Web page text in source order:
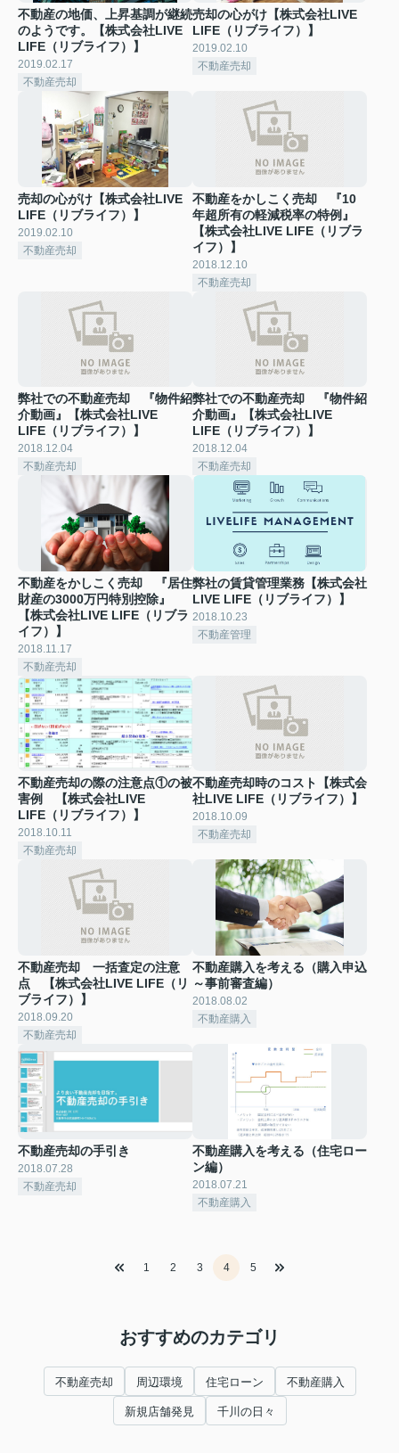
不動産の地価、上昇基調が継続
のようです。【株式会社LIVE
LIFE（リブライフ）】
2019.02.17
不動産売却
売却の心がけ【株式会社LIVE
LIFE（リブライフ）】
2019.02.10
不動産売却
売却の心がけ【株式会社LIVE
LIFE（リブライフ）】
2019.02.10
不動産売却
不動産をかしこく売却 『10
年超所有の軽減税率の特例』
【株式会社LIVE LIFE（リブラ
イフ）】
2018.12.10
不動産売却
弊社での不動産売却 『物件紹
介動画』【株式会社LIVE
LIFE（リブライフ）】
2018.12.04
不動産売却
弊社での不動産売却 『物件紹
介動画』【株式会社LIVE
LIFE（リブライフ）】
2018.12.04
不動産売却
不動産をかしこく売却 『居住
財産の3000万円特別控除』
【株式会社LIVE LIFE（リブラ
イフ）】
2018.11.17
不動産売却
弊社の賃貸管理業務【株式会社
LIVE LIFE（リブライフ）】
2018.10.23
不動産管理
不動産売却の際の注意点①の被
害例 【株式会社LIVE
LIFE（リブライフ）】
2018.10.11
不動産売却
不動産売却時のコスト【株式会
社LIVE LIFE（リブライフ）】
2018.10.09
不動産売却
不動産売却 一括査定の注意
点 【株式会社LIVE LIFE（リ
ブライフ）】
2018.09.20
不動産売却
不動産購入を考える（購入申込
～事前審査編）
2018.08.02
不動産購入
不動産売却の手引き
2018.07.28
不動産売却
不動産購入を考える（住宅ロー
ン編）
2018.07.21
不動産購入
1 2 3 4 5
おすすめのカテゴリ
不動産売却 周辺環境 住宅ローン 不動産購入
新規店舗発見 千川の日々